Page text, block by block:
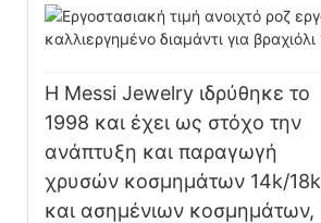
Η Messi Jewelry ιδρύθηκε το
1998 και έχει ως στόχο την
ανάπτυξη και παραγωγή
χρυσών κοσμημάτων 14k/18k
και ασημένιων κοσμημάτων,